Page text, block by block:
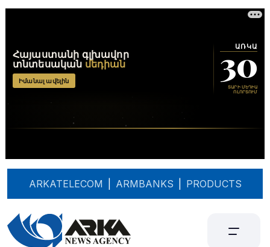
ARKATELECOM ARMBANKS PRODUCTS